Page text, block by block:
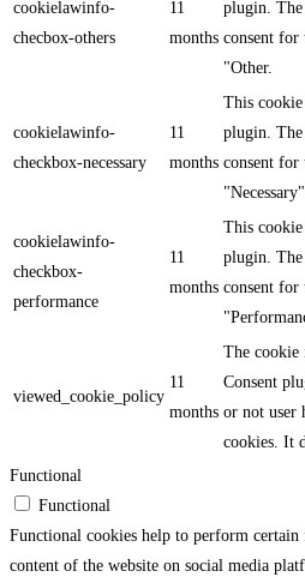
cookielawinfo-
checbox-others
11
months
plugin. The
consent for
"Other.
cookielawinfo-
checkbox-necessary
11
months
This
plugin. The
consent for
cookielawinfo-
checkbox-
performance
11
months
This
plugin. The
consent for
viewed_cookie_policy
11
months
The cookie
Consent
or not user
cookies. It
Functional
Functional
Functional cookies help to perform
content of the website on social media